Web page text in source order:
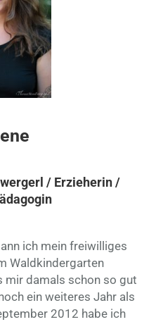
/ Erzieherin /
ich mein freiwilliges
Waldkindergarten
mir damals schon so gut
ein weiteres Jahr als
2012 habe ich